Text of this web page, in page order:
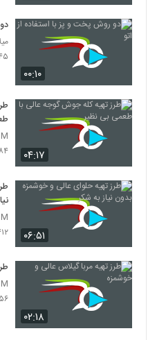
۰۰:۱۰
۱۴۵
۰۴:۱۷
M
۳۸۴
۰۶:۵۱
M
۴۱۲
۰۲:۱۸
M
۴۵۶